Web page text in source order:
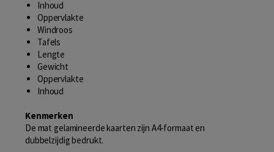
Inhoud
Oppervlakte
Windroos
Tafels
Lengte
Gewicht
Oppervlakte
Inhoud
Kenmerken
De mat gelamineerde kaarten zijn A4-formaat en
dubbelzijdig bedrukt.